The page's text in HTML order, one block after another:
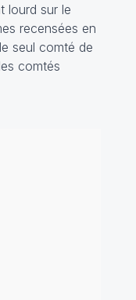
lourd sur le
recensées en
seul comté de
comtés